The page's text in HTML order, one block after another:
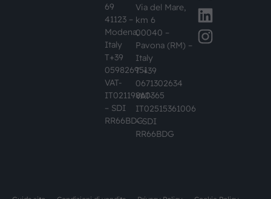
69
41123 –
Modena,
Italy
T+39
059826951
VAT-
IT02119860365
– SDI
RR66BDG
Via del Mare,
km 6
00040 –
Pavona (RM) –
Italy
T +39
0671302634
VAT-
IT02515361006
– SDI
RR66BDG